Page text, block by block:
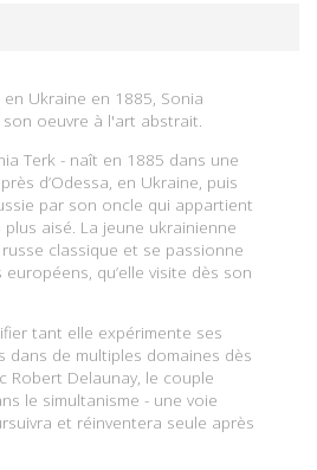
Ukraine en 1885, Sonia
oeuvre à l'art abstrait.
Terk - naît en 1885 dans une
d’Odessa, en Ukraine, puis
par son oncle qui appartient
aisé. La jeune ukrainienne
classique et se passionne
européens, qu’elle visite dès son
tant elle expérimente ses
dans de multiples domaines dès
Robert Delaunay, le couple
le simultanisme - une voie
et réinventera seule après